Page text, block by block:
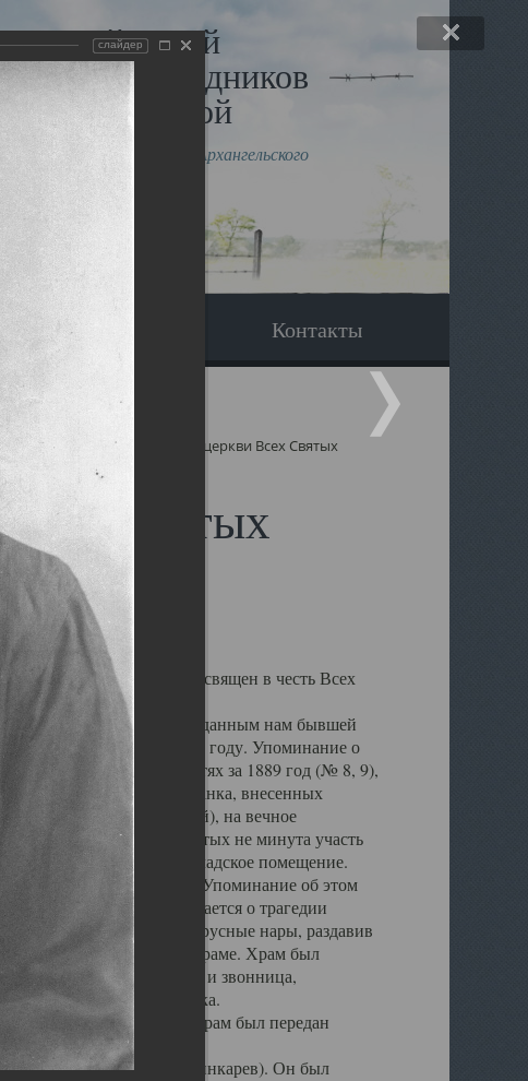
музей
и исповедников
митрополита Архангельского
Даниила
Вопрос-ответ Контакты
Святых Священники церкви Всех Святых
Святых
на Обводном канале, освящен в честь Всех
но по данным переданным нам бывшей
был воздвигнут в 1864 году. Упоминание о
Епархиальных ведомостях за 1889 год (№ 8, 9),
Государственного банка, внесенных
Плотниковой), на вечное
на веру храм Всех Святых не минута участь
закрыт и превращен в складское помещение.
пересыльный пункт. Упоминание об этом
ГУЛАГ". В ней упоминается о трагедии
оборвались восьми ярусные нары, раздавив
на кладбище при храме. Храм был
были снесены купол и звонница,
повреждена штукатурка.
епископа Леонтия, храм был передан
игумен о. Серафим (Шинкарев). Он был
слайдер